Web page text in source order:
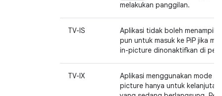
melakukan panggilan.
TV-IS
Aplikasi tidak boleh
pun untuk masuk ke PiP jika
in-picture dinonaktifkan di
TV-IX
Aplikasi menggunakan mode
picture hanya untuk